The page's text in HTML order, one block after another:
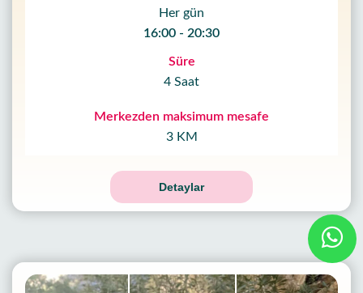
Her gün
16:00 - 20:30
Süre
4 Saat
Merkezden maksimum mesafe
3 KM
Detaylar